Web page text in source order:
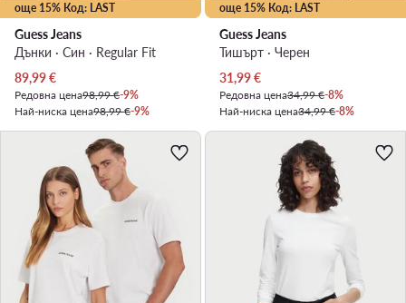
още 15% Код: LAST
Guess Jeans
Дънки · Син · Regular Fit
Актуална цена
89,99€
Редовна цена98,99 €-9%
Най-ниска цена98,99 €-9%
още 15% Код: LAST
Guess Jeans
Тишърт · Черен
Актуална цена
31,99€
Редовна цена34,99 €-8%
Най-ниска цена34,99 €-8%